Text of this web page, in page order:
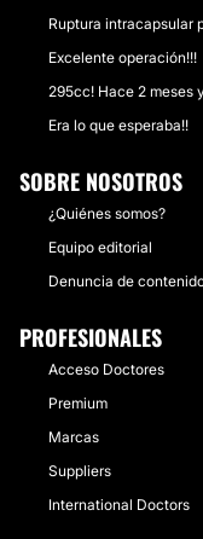
Ruptura intracapsular
Excelente operación!!!
295cc! Hace 2 meses
Era lo que esperaba!!
SOBRE NOSOTROS
¿Quiénes somos?
Equipo editorial
Denuncia de
PROFESIONALES
Acceso Doctores
Premium
Marcas
Suppliers
International Doctors